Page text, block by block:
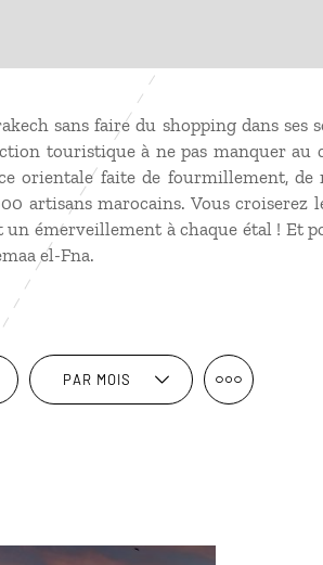
sans faire du shopping dans ses
touristique à ne pas manquer au
orientale faite de fourmillement,
artisans marocains. Vous croiserez
un émerveillement à chaque étal ! Et
el-Fna.
PAR MOIS